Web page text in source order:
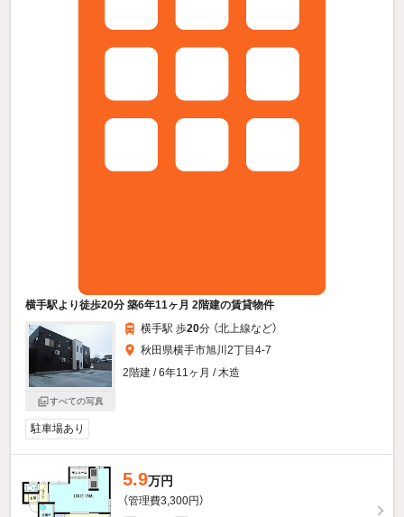
横手駅より徒歩20分 築6年11ヶ月 2階建の賃貸物件
すべての写真
横手駅 歩20分 （北上線など）
秋田県横手市旭川2丁目4-7
2階建 / 6年11ヶ月 / 木造
駐車場あり
5.9万円
（管理費3,300円）